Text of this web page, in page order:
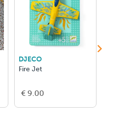
DJECO
Fire Jet
€ 9.00